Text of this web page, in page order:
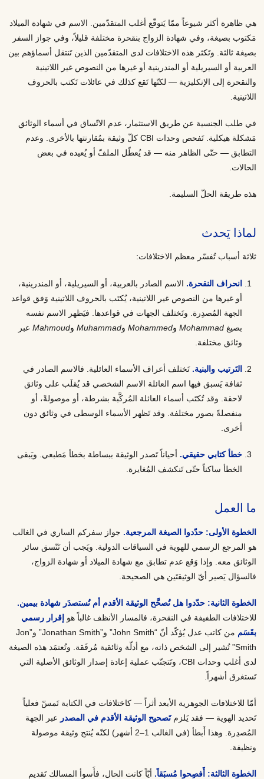
هي ظاهرة أكثر شيوعاً ممّا يَتوقّع أغلب المتقدّمين. الاسم في شهادة الميلاد
مَكتوب بصيغة، وفي شهادة الزواج بنقحرة مختلفة قليلاً، وفي جواز السفر
بصيغة ثالثة. وتَكثر هذه الاختلافات لدى المتقدّمين الذين تَنتقل أسماؤهم بين
العربية أو السيريلية أو المندرينية أو غيرها من النصوص غير اللاتينية
والنقحرة إلى الإنكليزية — لكنّها تَقع كذلك في عائلات تَكتب بالحروف
اللاتينية.
في طلب الجنسية عن طريق الاستثمار، عدم الاتّساق في أسماء الوثائق
مَشكلة هيكلية. تَفحص وحدات CBI كلّ وثيقة بمُقارنتها بالأخرى. وعدم
التطابق — حتّى الظاهر منه — قد يُعطّل الملفّ أو يُعيده في بعض
الحالات.
هذه طريقة الحلّ السليمة.
لماذا يَحدث
ثلاثة أسباب تُفسّر معظم الاختلافات:
انحراف النقحرة. الاسم الصادر بالعربية، أو السيريلية، أو المندرينية،
أو غيرها من النصوص غير اللاتينية، يُكتَب بالحروف اللاتينية وَفق قواعد
الجهة المُصدِرة. وتَختلف الجهات في قواعدها. فيَظهر الاسم نفسه
بصيغMohammad وMohammed وMuhammad وMahmoud عبر
وثائق مختلفة.
التَرتيب والبنية. تَختلف أعراف الأسماء العائلية. فالاسم الصادر في
ثقافة يَسبق فيها اسم العائلة الاسم الشخصي قد يُقلَب على وثائق
لاحقة. وقد تُكتَب أسماء العائلة المُركَّبة بشرطة، أو موصولةً، أو
منفصلةً بصور مختلفة. وقد تَظهر الأسماء الوسطى في وثائق دون
أخرى.
خطأ كتابي حقيقي. أحياناً تَصدر الوثيقة ببساطة بخطأ مَطبعي. ويَبقى
الخطأ ساكناً حتّى تَنكشف المُغايرة.
ما العمل
الخطوة الأولى: حدّدوا الصيغة المرجعية. جواز سفركم الساري في الغالب
هو المرجع الرسمي للهوية في السياقات الدولية. ويَجب أن تَتّسق سائر
الوثائق معه. وإذا وَقع عدم تطابق مع شهادة الميلاد أو شهادة الزواج،
فالسؤال يَصير أيّ الوثيقتَين هي الصحيحة.
الخطوة الثانية: حدّدوا هل تُصحَّح الوثيقة الأقدم أم تُستصدَر شهادة بيمين.
للاختلافات الطفيفة في النقحرة، فالمسار الأنظف غالباً هو إقرار رسمي
بقَسَم
من كاتب عدل يُؤكّد أنّ “John Smith” و”Jonathan Smith” و”Jon
Smith” تُشير إلى الشخص ذاته، مع أدلّة وثائقية مُرفَقة. وتُعتمَد هذه الصيغة
لدى أغلب وحدات CBI، وتَتجنّب عملية إعادة إصدار الوثائق الأصلية التي
تَستغرق أشهراً.
أمّا للاختلافات الجوهرية الأبعد أثراً — كاختلافات في الكتابة تَمسّ فعلياً
تَحديد الهوية — فقد يَلزمتَصحيح الوثيقة الأقدم في المصدر عبر الجهة
المُصدِرة. وهذا أَبطأ (في الغالب 1–2 أشهر) لكنّه يُنتج وثيقة موصولة
ونظيفة.
الخطوة الثالثة: أَفصِحوا مُسبَقاً. أيّاً كانت الحال، فأَسوأ المسالك تَقديم